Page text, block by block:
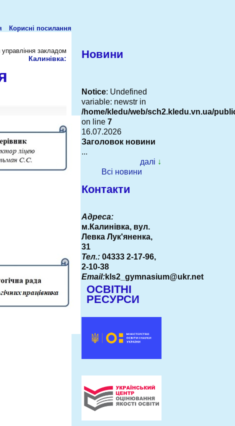
Корисні посилання
закладом
Калинівка: Новини
Notice: Undefined
variable: newstr in
/home/kledu/web/sch2.kledu.vn.ua/
on line7
16.07.2026
Заголовок новини
...
далі ↓
Всі новини
Контакти
Адреса:
м.Калинівка, вул.
Левка Лук'яненка,
31
Тел.: 04333 2-17-96,
2-10-38
Email:kls2_gymnasium@ukr.net
ОСВІТНІ
РЕСУРСИ